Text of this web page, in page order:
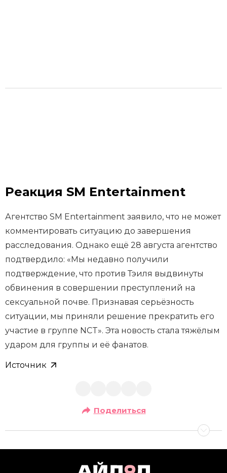
Реакция SM Entertainment
Агентство SM Entertainment заявило, что не может
комментировать ситуацию до завершения
расследования. Однако ещё 28 августа агентство
подтвердило: «Мы недавно получили
подтверждение, что против Тэиля выдвинуты
обвинения в совершении преступлений на
сексуальной почве. Признавая серьёзность
ситуации, мы приняли решение прекратить его
участие в группе NCT». Эта новость стала тяжёлым
ударом для группы и её фанатов.
Источник
Поделиться